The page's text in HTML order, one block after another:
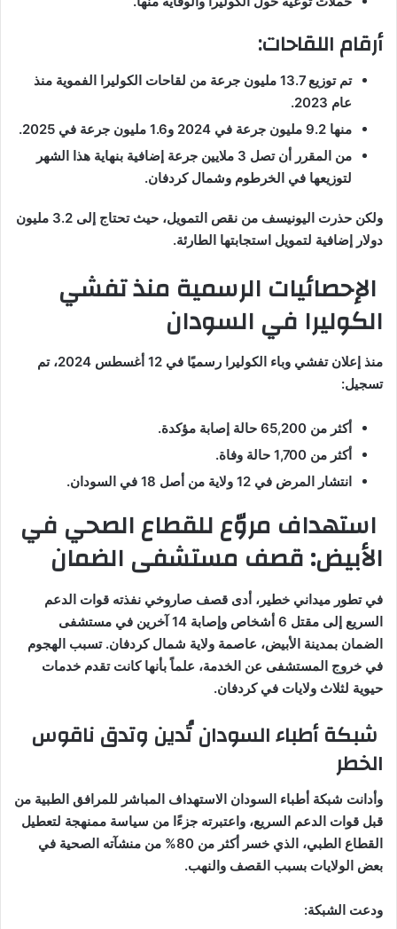
أرقام اللقاحات:
تم توزيع 13.7 مليون جرعة من لقاحات الكوليرا الفموية منذ
عام 2023.
منها 9.2 مليون جرعة في 2024 و1.6 مليون جرعة في 2025.
من المقرر أن تصل 3 ملايين جرعة إضافية بنهاية هذا الشهر
لتوزيعها في الخرطوم وشمال كردفان.
ولكن حذرت اليونيسف من نقص التمويل، حيث تحتاج إلى 3.2 مليون
دولار إضافية لتمويل استجابتها الطارئة.
الإحصائيات الرسمية منذ تفشي
الكوليرا في السودان
منذ إعلان تفشي وباء الكوليرا رسميًا في 12 أغسطس 2024، تم
تسجيل:
أكثر من 65,200 حالة إصابة مؤكدة.
أكثر من 1,700 حالة وفاة.
انتشار المرض في 12 ولاية من أصل 18 في السودان.
استهداف مروّع للقطاع الصحي في
الأبيض: قصف مستشفى الضمان
في تطور ميداني خطير، أدى قصف صاروخي نفذته قوات الدعم
السريع إلى مقتل 6 أشخاص وإصابة 14 آخرين في مستشفى
الضمان بمدينة الأبيض، عاصمة ولاية شمال كردفان. تسبب الهجوم
في خروج المستشفى عن الخدمة، علماً بأنها كانت تقدم خدمات
حيوية لثلاث ولايات في كردفان.
شبكة أطباء السودان تُدين وتدق ناقوس
الخطر
وأدانت شبكة أطباء السودان الاستهداف المباشر للمرافق الطبية من
قبل قوات الدعم السريع، واعتبرته جزءًا من سياسة ممنهجة لتعطيل
القطاع الطبي، الذي خسر أكثر من 80% من منشآته الصحية في
بعض الولايات بسبب القصف والنهب.
ودعت الشبكة: